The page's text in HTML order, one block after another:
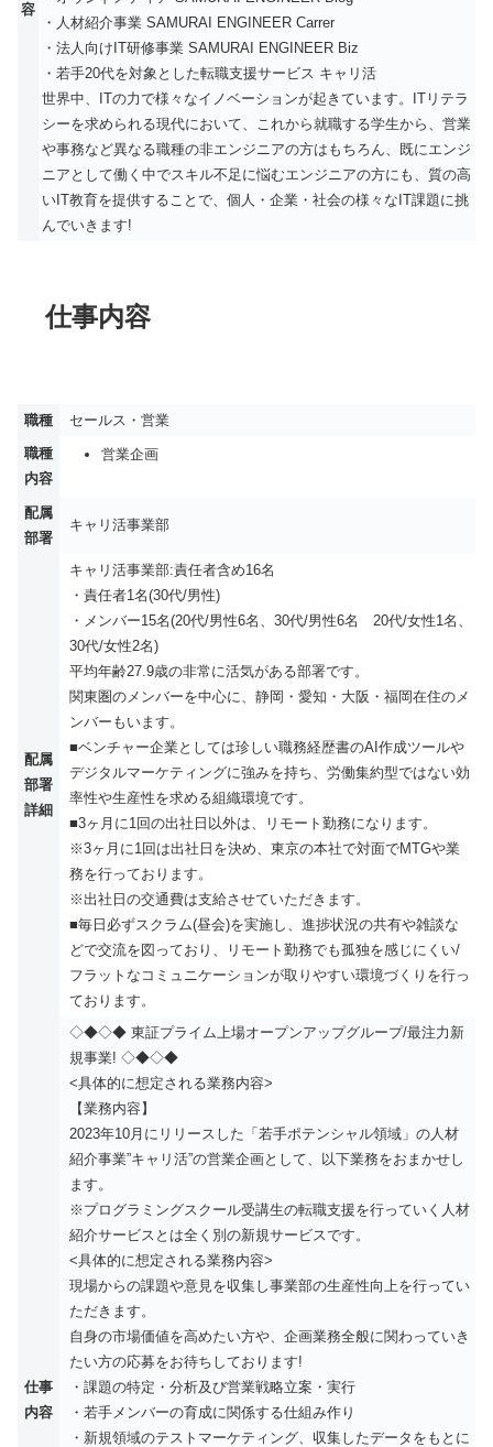
容
・人材紹介事業 SAMURAI ENGINEER Carrer
・法人向けIT研修事業 SAMURAI ENGINEER Biz
・若手20代を対象とした転職支援サービス キャリ活
世界中、ITの力で様々なイノベーションが起きています。ITリテラ
シーを求められる現代において、これから就職する学生から、営業
や事務など異なる職種の非エンジニアの方はもちろん、既にエンジ
ニアとして働く中でスキル不足に悩むエンジニアの方にも、質の高
いIT教育を提供することで、個人・企業・社会の様々なIT課題に挑
んでいきます!
仕事内容
職種
セールス・営業
職種
内容
営業企画
配属
部署
キャリ活事業部
配属
部署
詳細
キャリ活事業部:責任者含め16名
・責任者1名(30代/男性)
・メンバー15名(20代/男性6名、30代/男性6名 20代/女性1名、
30代/女性2名)
平均年齢27.9歳の非常に活気がある部署です。
関東圏のメンバーを中心に、静岡・愛知・大阪・福岡在住のメ
ンバーもいます。
■ベンチャー企業としては珍しい職務経歴書のAI作成ツールや
デジタルマーケティングに強みを持ち、労働集約型ではない効
率性や生産性を求める組織環境です。
■3ヶ月に1回の出社日以外は、リモート勤務になります。
※3ヶ月に1回は出社日を決め、東京の本社で対面でMTGや業
務を行っております。
※出社日の交通費は支給させていただきます。
■毎日必ずスクラム(昼会)を実施し、進捗状況の共有や雑談な
どで交流を図っており、リモート勤務でも孤独を感じにくい/
フラットなコミュニケーションが取りやすい環境づくりを行っ
ております。
仕事
内容
◇◆◇◆ 東証プライム上場オープンアップグループ/最注力新
規事業! ◇◆◇◆
<具体的に想定される業務内容>
【業務内容】
2023年10月にリリースした「若手ポテンシャル領域」の人材
紹介事業”キャリ活”の営業企画として、以下業務をおまかせし
ます。
※プログラミングスクール受講生の転職支援を行っていく人材
紹介サービスとは全く別の新規サービスです。
<具体的に想定される業務内容>
現場からの課題や意見を収集し事業部の生産性向上を行ってい
ただきます。
自身の市場価値を高めたい方や、企画業務全般に関わっていき
たい方の応募をお待ちしております!
・課題の特定・分析及び営業戦略立案・実行
・若手メンバーの育成に関係する仕組み作り
・新規領域のテストマーケティング、収集したデータをもとに